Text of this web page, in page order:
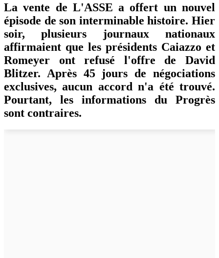
La vente de L'ASSE a offert un nouvel
épisode de son interminable histoire. Hier
soir, plusieurs journaux nationaux
affirmaient que les présidents Caiazzo et
Romeyer ont refusé l'offre de David
Blitzer. Après 45 jours de négociations
exclusives, aucun accord n'a été trouvé.
Pourtant, les informations du Progrès
sont contraires.